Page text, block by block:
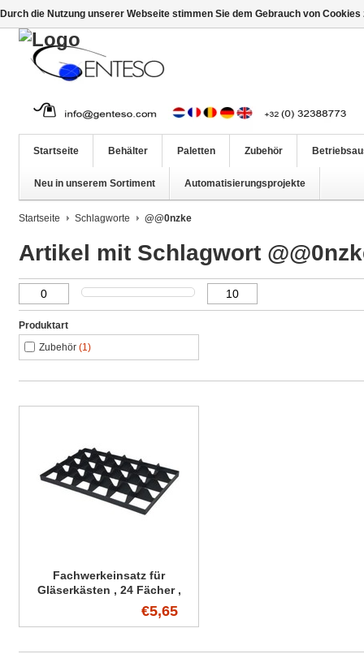
Startseite Behälter Paletten Zubehör
Neu in unserem Sortiment Automatisierungsprojekte
Startseite Schlagworte @@0nzke
Artikel mit Schlagwort
Produktart
Zubehör (1)
Fachwerkeinsatz für
Gläserkästen , 24 Fächer ,
€5,65
Durch die Nutzung unserer Webseite stimmen Sie dem Gebrauch von